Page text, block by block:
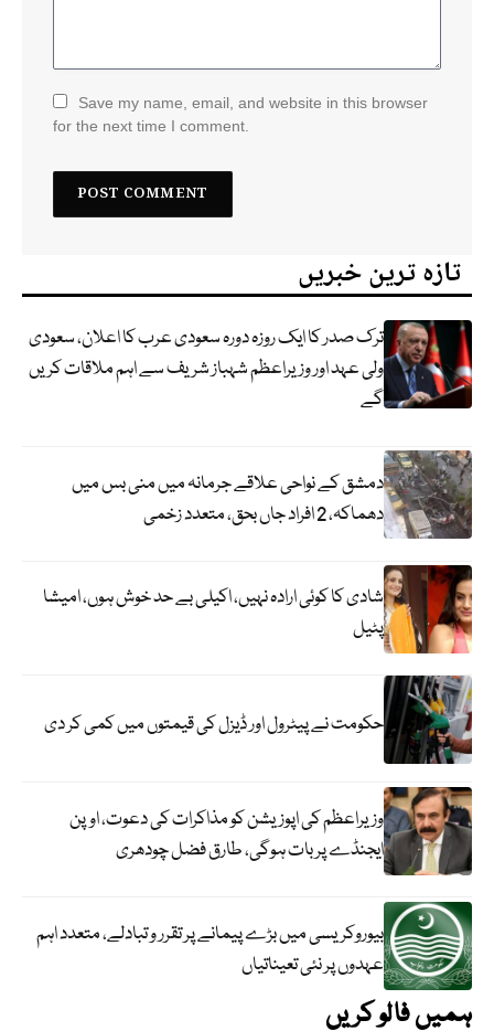
Save my name, email, and website in this browser
for the next time I comment.
تازہ ترین خبریں
ترک صدر کا ایک روزہ دورہ سعودی عرب کا اعلان، سعودی
ولی عہد اور وزیراعظم شہباز شریف سے اہم ملاقات کریں
گے
دمشق کے نواحی علاقے جرمانہ میں منی بس میں
دھماکہ، 2 افراد جاں بحق، متعدد زخمی
شادی کا کوئی ارادہ نہیں، اکیلی بے حد خوش ہوں، امیشا
پٹیل
حکومت نے پیٹرول اور ڈیزل کی قیمتوں میں کمی کر دی
وزیراعظم کی اپوزیشن کو مذاکرات کی دعوت، اوپن
ایجنڈے پر بات ہوگی، طارق فضل چودھری
بیوروکریسی میں بڑے پیمانے پر تقرر و تبادلے، متعدد اہم
عہدوں پر نئی تعیناتیاں
ہمیں فالو کریں